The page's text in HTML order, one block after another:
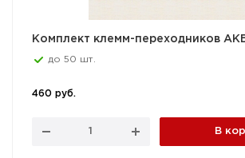
Комплект клемм-переходников
до 50 шт.
460 руб.
В